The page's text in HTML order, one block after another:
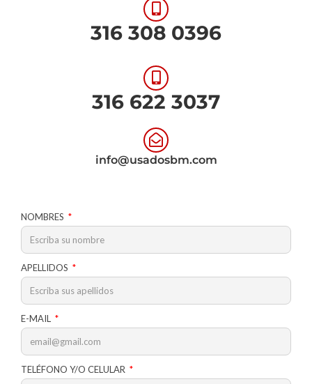
316 308 0396
316 622 3037
info@usadosbm.com
NOMBRES
APELLIDOS
E-MAIL
TELÉFONO Y/O CELULAR